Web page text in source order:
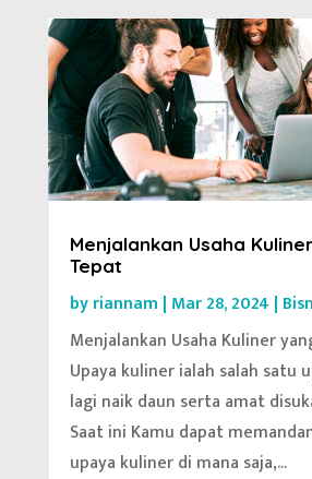
Menjalankan Usaha
Tepat
byriannam | Mar 28, 2024 |
Menjalankan Usaha Kuliner
Upaya kuliner ialah salah satu
lagi naik daun serta amat
Saat ini Kamu dapat
upaya kuliner di mana saja,...